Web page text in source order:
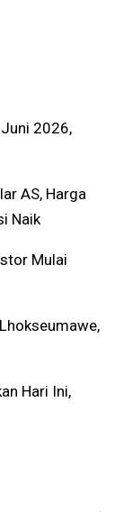
2026,
AS, Harga
Naik
Mulai
Hari Ini,